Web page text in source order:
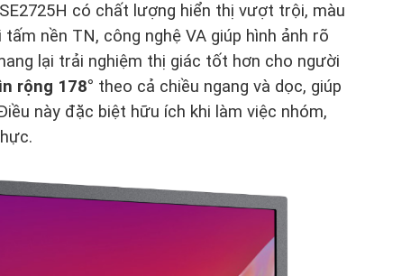
có chất lượng hiển thị vượt trội, màu
nền TN, công nghệ VA giúp hình ảnh rõ
lại trải nghiệm thị giác tốt hơn cho người
rộng 178° theo cả chiều ngang và dọc, giúp
này đặc biệt hữu ích khi làm việc nhóm,